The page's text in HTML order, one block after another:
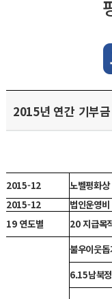
2015년 연간 기부
2015-12 노벨평화
2015-12
법인운영비
19 연도별
20 지급목
불우이웃돕
6.15남북